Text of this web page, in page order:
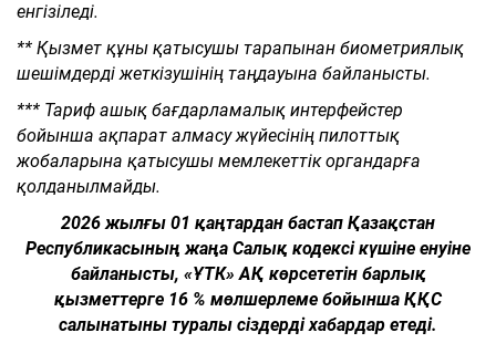
енгізіледі.
** Қызмет құны қатысушы тарапынан биометриялық
шешімдерді жеткізушінің таңдауына байланысты.
*** Тариф ашық бағдарламалық интерфейстер
бойынша ақпарат алмасу жүйесінің пилоттық
жобаларына қатысушы мемлекеттік органдарға
қолданылмайды.
2026 жылғы 01 қаңтардан бастап Қазақстан
Республикасының жаңа Салық кодексі күшіне енуіне
байланысты, «ҰТК» АҚ көрсететін барлық
қызметтерге 16 % мөлшерлеме бойынша ҚҚС
салынатыны туралы сіздерді хабардар етеді.